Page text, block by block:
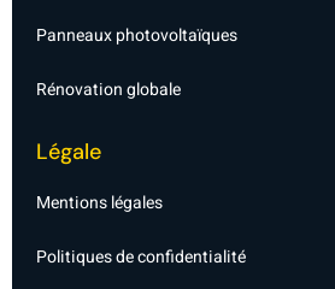
Panneaux photovoltaïques
Rénovation globale
Légale
Mentions légales
Politiques de confidentialité